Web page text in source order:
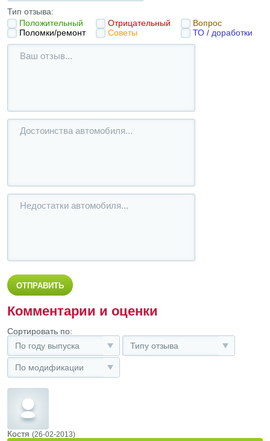
Тип отзыва:
Положительный
Отрицательный
Вопрос
Поломки/ремонт
Советы ТО / доработки
Комментарии и оценки
Сортировать по:
По году выпуска
Типу отзыва
По модификации
Костя (26-02-2013)